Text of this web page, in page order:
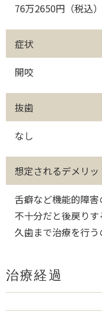
76万2650円（税込
症状
開咬
抜歯
なし
想定されるデメリッ
舌癖など機能的障
不十分だと後戻り
久歯まで治療を行う
治療経過